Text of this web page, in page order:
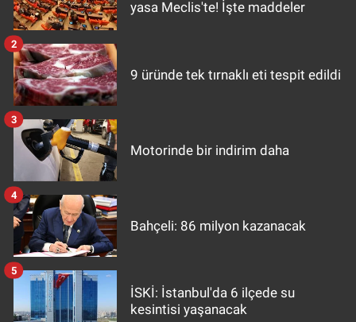
yasa Meclis'te! İşte maddeler
9 üründe tek tırnaklı eti tespit edildi
2
Motorinde bir indirim daha
3
Bahçeli: 86 milyon kazanacak
4
İSKİ: İstanbul'da 6 ilçede su
kesintisi yaşanacak
5